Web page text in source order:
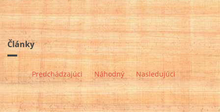
Články
Predchádzajúci Náhodný Nasledujúci